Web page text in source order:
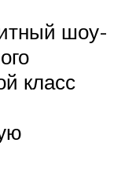
шоу-
класс